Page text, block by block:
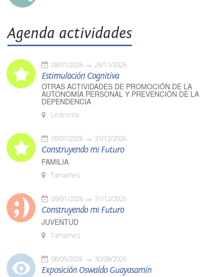
Agenda actividades
08/01/2026 26/11/2026
Estimulación Cognitiva
OTRAS ACTIVIDADES DE PROMOCIÓN DE LA
AUTONOMÍA PERSONAL Y PREVENCIÓN DE LA
DEPENDENCIA
Ledesma
09/01/2026 31/12/2026
Construyendo mi Futuro
FAMILIA
Tamames
09/01/2026 31/12/2026
Construyendo mi Futuro
JUVENTUD
Tamames
08/05/2026 30/08/2026
Exposición Oswaldo Guayasamín